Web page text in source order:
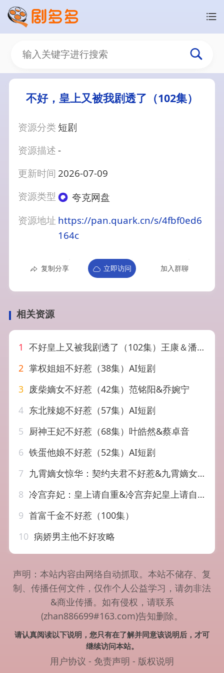
不好，皇上又被我剧透了（102集）
资源分类 短剧
资源描述-
更新时间 2026-07-09
资源类型
夸克网盘
资源地址 https://pan.quark.cn/s/4fbf0ed6
164c
复制分享 立即访问 加入群聊
相关资源
1 不好皇上又被我剧透了（102集）王康＆潘钰涵
2 掌权姐姐不好惹（38集）AI短剧
3 废柴嫡女不好惹（42集）范铭阳&乔婉宁
4 东北辣媳不好惹（57集）AI短剧
5 厨神王妃不好惹（68集）叶皓然&蔡卓音
6 铁蛋他娘不好惹（52集）AI短剧
7 九霄嫡女惊华：契约夫君不好惹&九霄嫡女惊华契约夫君不好惹（105集）AI短剧
8 冷宫弃妃：皇上请自重&冷宫弃妃皇上请自重（56集）AI短剧
9 首富千金不好惹（100集）
10 病娇男主他不好攻略
声明：本站内容由网络自动抓取。本站不储存、复
制、传播任何文件，仅作个人公益学习，请勿非法
&商业传播。如有侵权，请联系
(zhan886699#163.com)告知删除。
请认真阅读以下说明，您只有在了解并同意该说明后，才可
继续访问本站。
用户协议 - 免责声明 - 版权说明